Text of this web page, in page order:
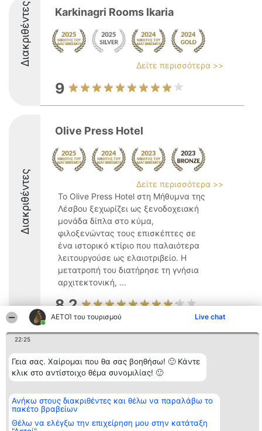
ΑΕΤΟΊ του τουρισμού Live chat
22:25
Γεια σας. Χαίρομαι που θα σας βοηθήσω! 🙂 Κάντε
κλικ στο αντίστοιχο θέμα συνομιλίας! 🙂
Ανήκω στους διακριθέντες και θέλω να παραλάβω το
πακέτο βραβείων
Θέλω να ελέγξω την επιχείρηση μου στην κατάταξη
Διακριθέντες Karkinagri Rooms Ikaria
Δείτε περισσότερα >>
9
Διακριθέντες
Olive Press Hotel
Δείτε περισσότερα >>
Το Olive Press Hotel στη Μήθυμνα της
Λέσβου ξεχωρίζει ως ξενοδοχειακή
μονάδα δίπλα στο κύμα,
φιλοξενώντας τους επισκέπτες σε
ένα ιστορικό κτίριo που παλαιότερα
λειτουργούσε ως ελαιοτριβείο. Η
μετατροπή του διατήρησε τη γνήσια
αρχιτεκτονική, ...
8.2
κατάταξης
BEAUTIFUL COMPANY
Μονοπρόσωπη ΙΚΕ
ΤΗΛ. ΕΠΙΚΟΙΝΩΝΙΑΣ:
email:
aetoi@beautifulcompany.co
Διακριθέντες
Λίστα όλων
των
διακριθέντων
Όροι &
προϋποθέσεις
ΑΠΟΡΡΗΤΟΥ
Επικοινωνία